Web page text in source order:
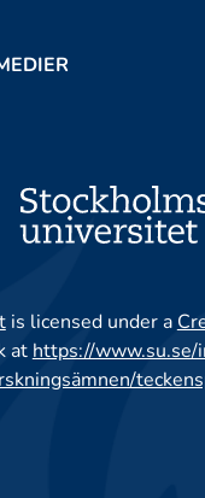
is licensed under a
at https://